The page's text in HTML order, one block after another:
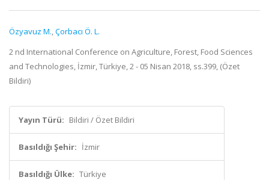
Özyavuz M.,Çorbacı Ö. L.
2 nd International Conference on Agriculture, Forest, Food Sciences
and Technologies, İzmir, Türkiye, 2 - 05 Nisan 2018, ss.399, (Özet
Bildiri)
Yayın Türü: Bildiri / Özet Bildiri
Basıldığı Şehir: İzmir
Basıldığı Ülke: Türkiye